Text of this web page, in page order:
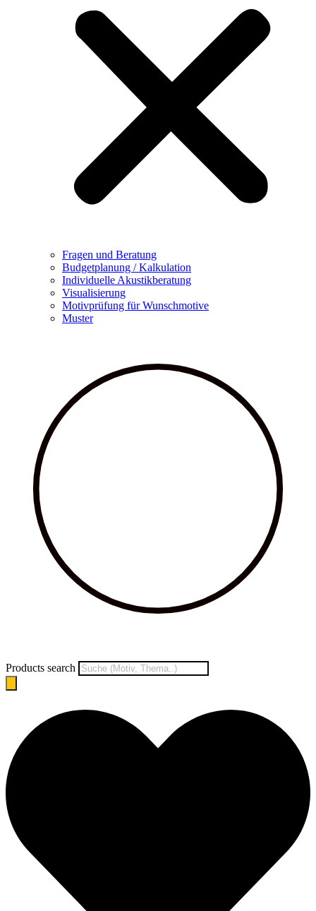
Fragen und Beratung
Budgetplanung / Kalkulation
Individuelle Akustikberatung
Visualisierung
Motivprüfung für Wunschmotive
Muster
Products search